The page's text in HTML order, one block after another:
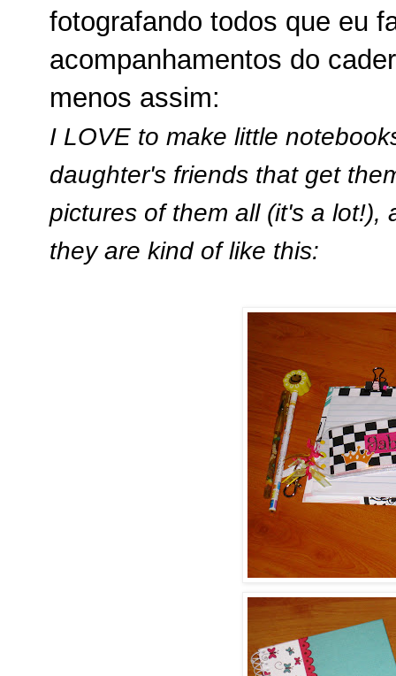
fotografando todos que eu
acompanhamentos do
menos assim:
I LOVE to make little
daughter's friends that get
pictures of them all (it's a lot!),
they are kind of like this: